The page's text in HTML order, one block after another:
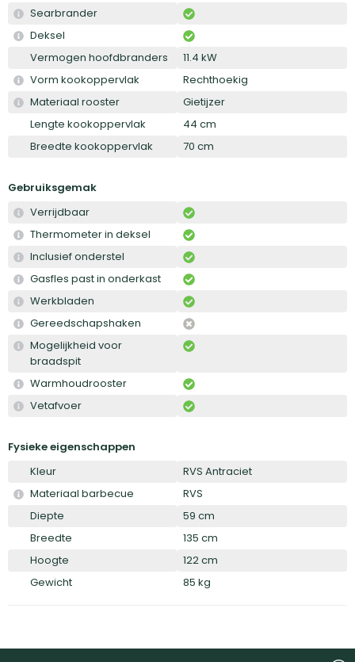
Searbrander
Deksel
Vermogen hoofdbranders
11.4 kW
Vorm kookoppervlak
Rechthoekig
Materiaal rooster
Gietijzer
Lengte kookoppervlak
44 cm
Breedte kookoppervlak
70 cm
Gebruiksgemak
Verrijdbaar
Thermometer in deksel
Inclusief onderstel
Gasfles past in onderkast
Werkbladen
Gereedschapshaken
Mogelijkheid voor
braadspit
Warmhoudrooster
Vetafvoer
Fysieke eigenschappen
Kleur
RVS Antraciet
Materiaal barbecue
RVS
Diepte
59 cm
Breedte
135 cm
Hoogte
122 cm
Gewicht
85 kg